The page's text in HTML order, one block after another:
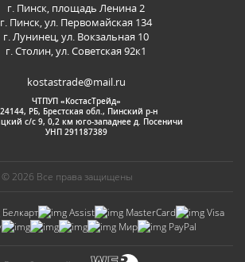
г. Пинск, площадь Ленина 2
г. Пинск, ул. Первомайская 134
г. Лунинец, ул. Вокзальная 10
г. Столин, ул. Советская 92к1
kostastrade@mail.ru
ЧТПУП «КостасТрейд»
РБ, Брестская обл., Пинский р-н
с/с 9, 0,2 км юго-западнее д. Посеничи
УНП 291187389
© 2026 Все права защищены